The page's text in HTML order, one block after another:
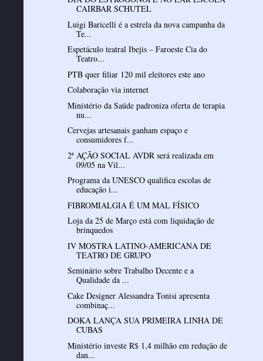
CAIRBAR SCHUTEL
Luigi Baricelli é a estrela da nova campanha da
Te...
Espetáculo teatral Ibejis – Faroeste Cia do
Teatro...
PTB quer filiar 120 mil eleitores este ano
Colaboração via internet
Ministério da Saúde padroniza oferta de terapia
nu...
Cervejas artesanais ganham espaço e
consumidores f...
2ª AÇÃO SOCIAL AVDR será realizada em
09/05 na Vil...
Programa da UNESCO qualifica escolas de
educação i...
FIBROMIALGIA É UM MAL FÍSICO
Loja da 25 de Março está com liquidação de
brinquedos
IV MOSTRA LATINO-AMERICANA DE
TEATRO DE GRUPO
Seminário sobre Trabalho Decente e a
Qualidade da ...
Cake Designer Alessandra Tonisi apresenta
combinaç...
DOKA LANÇA SUA PRIMEIRA LINHA DE
CUBAS
Ministério investe R$ 1,4 milhão em redução de
dan...